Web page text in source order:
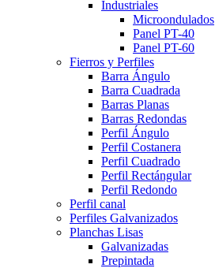
Industriales
Microondulados
Panel PT-40
Panel PT-60
Fierros y Perfiles
Barra Ángulo
Barra Cuadrada
Barras Planas
Barras Redondas
Perfil Ángulo
Perfil Costanera
Perfil Cuadrado
Perfil Rectángular
Perfil Redondo
Perfil canal
Perfiles Galvanizados
Planchas Lisas
Galvanizadas
Prepintada